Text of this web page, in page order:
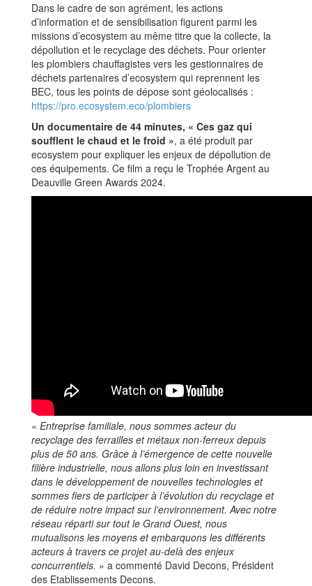
Dans le cadre de son agrément, les actions
d’information et de sensibilisation figurent parmi les
missions d’ecosystem au même titre que la collecte, la
dépollution et le recyclage des déchets. Pour orienter
les plombiers chauffagistes vers les gestionnaires de
déchets partenaires d’ecosystem qui reprennent les
BEC, tous les points de dépose sont géolocalisés :
https://pro.ecosystem.eco/plombiers
Un documentaire de 44 minutes, « Ces gaz qui
soufflent le chaud et le froid », a été produit par
ecosystem pour expliquer les enjeux de dépollution de
ces équipements. Ce film a reçu le Trophée Argent au
Deauville Green Awards 2024.
« Entreprise familiale, nous sommes acteur du
recyclage des ferrailles et métaux non-ferreux depuis
plus de 50 ans. Grâce à l’émergence de cette nouvelle
filière industrielle, nous allons plus loin en investissant
dans le développement de nouvelles technologies et
sommes fiers de participer à l’évolution du recyclage et
de réduire notre impact sur l’environnement. Avec notre
réseau réparti sur tout le Grand Ouest, nous
mutualisons les moyens et embarquons les différents
acteurs à travers ce projet au-delà des enjeux
concurrentiels. » a commenté David Decons, Président
des Etablissements Decons.